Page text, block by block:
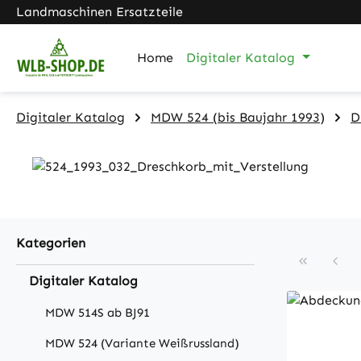
Hauptinhalt springen
Zur Suche springen
Zur Hauptnavigation springen
Landmaschinen Ersatzteile
Home Digitaler Katalog
Digitaler Katalog MDW 524 (bis Baujahr 1993)
Kategorien
Digitaler Katalog
MDW 514S ab BJ91
MDW 524 (Variante Weißrussland)